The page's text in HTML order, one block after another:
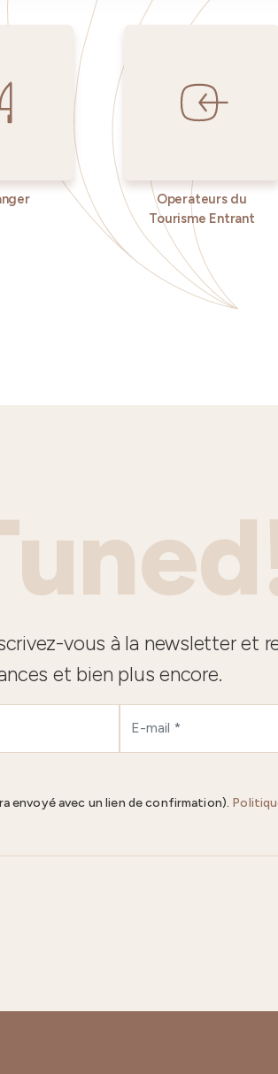
Operateurs du
Tourisme Entrant
vous à la newsletter et
et bien plus encore.
envoyé avec un lien de confirmation).